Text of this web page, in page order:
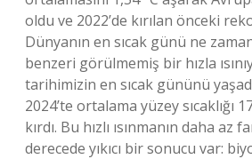
oldu ve 2022’de kırılan önceki
Dünyanın en sıcak günü ne
benzeri görülmemiş bir hızla
tarihimizin en sıcak gününü
2024’te ortalama yüzey sıcaklığı
kırdı. Bu hızlı ısınmanın daha az
derecede yıkıcı bir sonucu var: